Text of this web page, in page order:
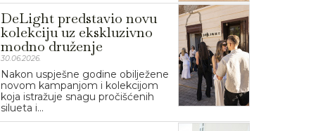
DeLight predstavio novu
kolekciju uz ekskluzivno
modno druženje
30.06.2026.
Nakon uspješne godine obilježene
novom kampanjom i kolekcijom
koja istražuje snagu pročišćenih
silueta i...